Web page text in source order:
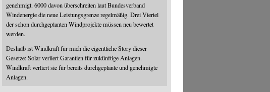
genehmigt. 6000 davon überschreiten laut Bundesverband
Windenergie die neue Leistungsgrenze regelmäßig. Drei Viertel
der schon durchgeplanten Windprojekte müssen neu bewertet
werden.
Deshalb ist Windkraft für mich die eigentliche Story dieser
Gesetze: Solar verliert Garantien für zukünftige Anlagen.
Windkraft verliert sie für bereits durchgeplante und genehmigte
Anlagen.